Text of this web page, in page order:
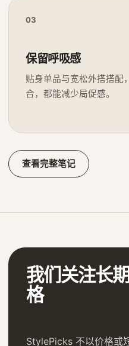
03
保留呼吸感
贴身单品与宽松外搭搭配
合，都能减少局促感。
查看完整笔记
我们关注长
格
StylePicks 不以价格或